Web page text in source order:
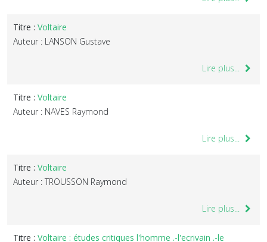
Titre : Voltaire
Auteur : LANSON Gustave
Lire plus...
Titre : Voltaire
Auteur : NAVES Raymond
Lire plus...
Titre : Voltaire
Auteur : TROUSSON Raymond
Lire plus...
Titre : Voltaire : études critiques l'homme .-l'ecrivain .-le